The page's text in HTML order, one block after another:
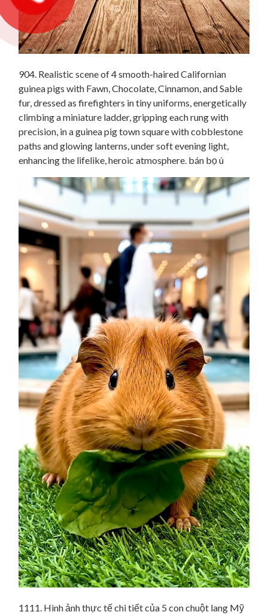
904. Realistic scene of 4 smooth-haired Californian
guinea pigs with Fawn, Chocolate, Cinnamon, and Sable
fur, dressed as firefighters in tiny uniforms, energetically
climbing a miniature ladder, gripping each rung with
precision, in a guinea pig town square with cobblestone
paths and glowing lanterns, under soft evening light,
enhancing the lifelike, heroic atmosphere. bán bọ ú
1111. Hình ảnh thực tế chi tiết của 5 con chuột lang Mỹ